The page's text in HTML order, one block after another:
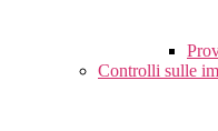
Controlli sulle